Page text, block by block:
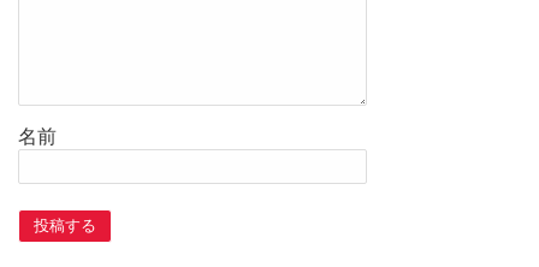
名前